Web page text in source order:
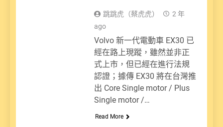
跳跳虎（蔡虎虎）
2 年
ago
Volvo 新一代電動車 EX30 已
經在路上現蹤，雖然並非正
式上市，但已經在進行法規
認證；據傳 EX30 將在台灣推
出 Core Single motor / Plus
Single motor /…
Read More